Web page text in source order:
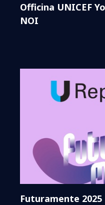
Officina UNICEF
NOI
Futuramente 2025